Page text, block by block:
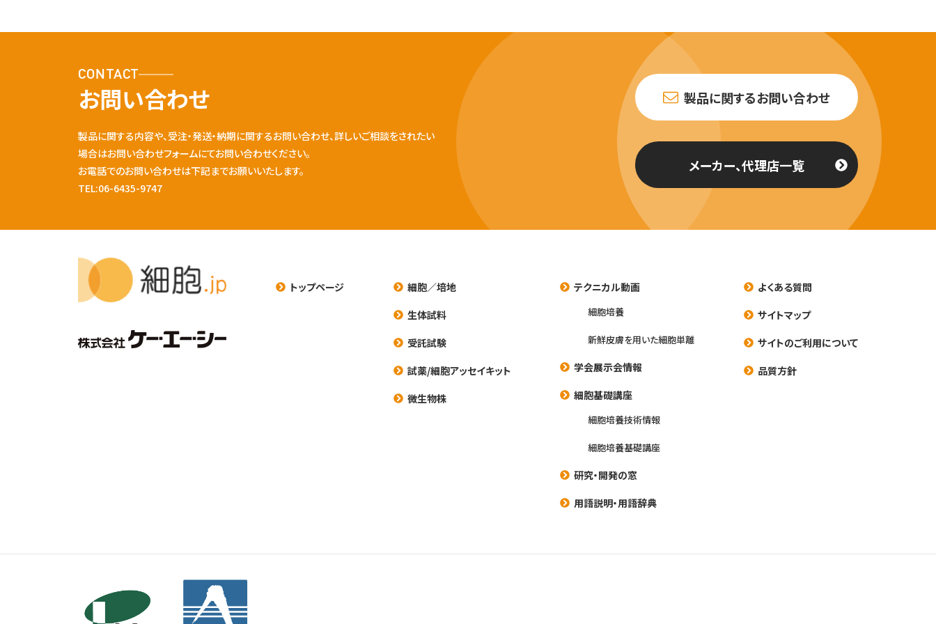
CONTACT
お問い合わせ
製品に関する内容や、受注・発送・納期に関するお問い合わせ、詳しいご相談をされたい
場合はお問い合わせフォームにてお問い合わせください。
お電話でのお問い合わせは下記までお願いいたします。
TEL:06-6435-9747
製品に関するお問い合わせ
メーカー、代理店一覧
トップページ
細胞／培地
生体試料
受託試験
試薬/細胞アッセイキット
微生物株
テクニカル動画
細胞培養
新鮮皮膚を用いた細胞単離
学会展示会情報
細胞基礎講座
細胞培養技術情報
細胞培養基礎講座
研究・開発の窓
用語説明・用語辞典
よくある質問
サイトマップ
サイトのご利用について
品質方針